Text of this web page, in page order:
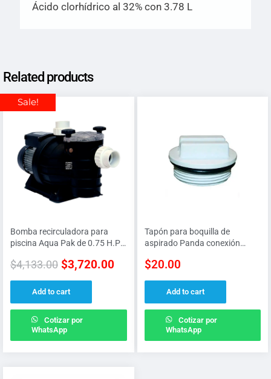
Ácido clorhídrico al 32% con 3.78 L
Related products
Sale!
Bomba recirculadora para
piscina Aqua Pak de 0.75 H.P
$4,133.00 $3,720.00
Add to cart
Cotizar por
WhatsApp
Tapón para boquilla de
aspirado Panda conexión
PVC
$20.00
Add to cart
Cotizar por
WhatsApp